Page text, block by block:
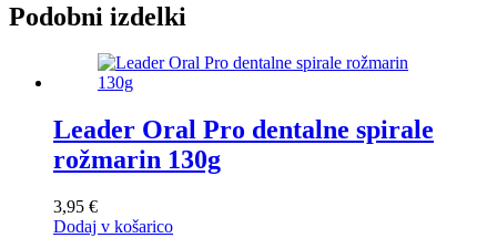
Podobni izdelki
Leader Oral Pro dentalne spirale
rožmarin 130g
3,95 €
Dodaj v košarico